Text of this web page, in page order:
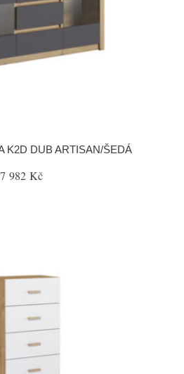
K2D DUB ARTISAN/ŠEDÁ
7 982 Kč